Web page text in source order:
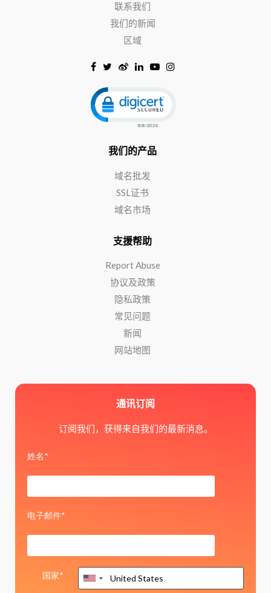
联系我们
我们的新闻
区域
我们的产品
域名批发
SSL证书
域名市场
支援帮助
Report Abuse
协议及政策
隐私政策
常见问题
新闻
网站地图
通讯订阅
订阅我们，获得来自我们的最新消息。
姓名*
电子邮件*
国家*